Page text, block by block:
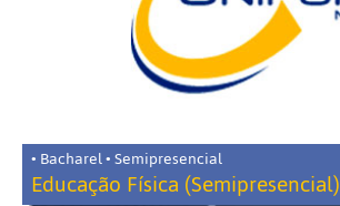
• Bacharel • Semipresencial
Educação Física (Semipresencial)